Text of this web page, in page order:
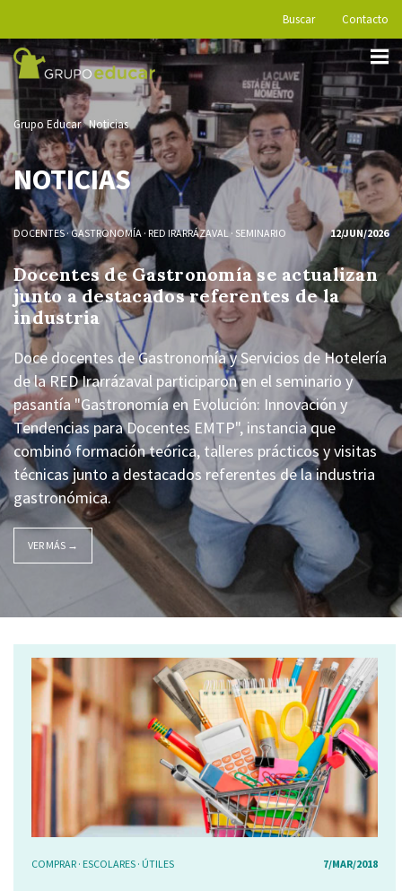
Buscar Contacto
Grupo Educar Noticias
NOTICIAS
DOCENTES·GASTRONOMÍA · RED IRARRÁZAVAL· SEMINARIO 12/JUN/2026
Docentes de Gastronomía se actualizan
junto a destacados referentes de la
industria
Doce docentes de Gastronomía y Servicios de Hotelería
de la RED Irarrázaval participaron en el seminario y
pasantía "Gastronomía en Evolución: Innovación y
Tendencias para Docentes EMTP", instancia que
combinó formación teórica, talleres prácticos y visitas
técnicas junto a destacados referentes de la industria
gastronómica.
VER MÁS →
COMPRAR · ESCOLARES · ÚTILES 7/MAR/2018